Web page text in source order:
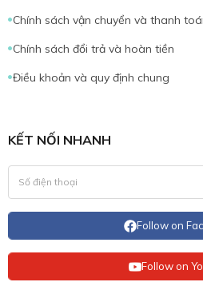
Chính sách vận chuyển và thanh
Chính sách đổi trả và hoàn tiền
Điều khoản và quy định chung
KẾT NỐI NHANH
Follow on
Follow on